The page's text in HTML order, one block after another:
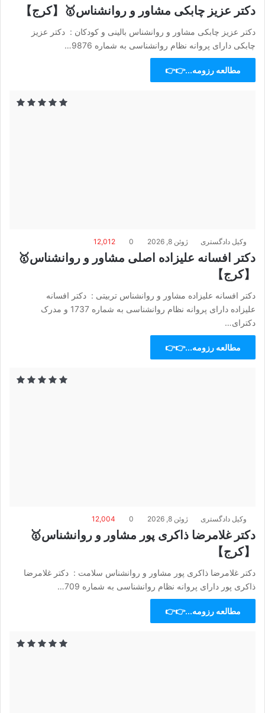
دکتر عزیز چابکی مشاور و روانشناس🥇【کرج】
دکتر عزیز چابکی مشاور و روانشناس بالینی و کودکان : دکتر عزیز
چابکی دارای پروانه نظام روانشناسی به شماره 9876…
مطالعه رزومه...👉👉
وکیل دادگستری ژوئن 8, 2026 0
12,012
دکتر افسانه علیزاده اصلی مشاور و روانشناس🥇
【کرج】
دکتر افسانه علیزاده مشاور و روانشناس تربیتی : دکتر افسانه
علیزاده دارای پروانه نظام روانشناسی به شماره 1737 و مدرک
دکترای…
مطالعه رزومه...👉👉
وکیل دادگستری ژوئن 8, 2026 0
12,004
دکتر غلامرضا ذاکری پور مشاور و روانشناس🥇
【کرج】
دکتر غلامرضا ذاکری پور مشاور و روانشناس سلامت : دکتر غلامرضا
ذاکری پور دارای پروانه نظام روانشناسی به شماره 709…
مطالعه رزومه...👉👉